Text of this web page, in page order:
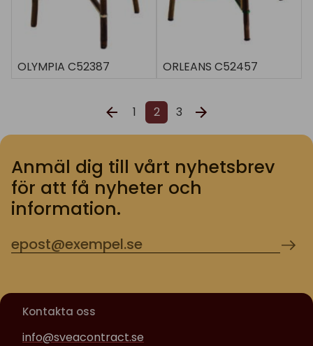
OLYMPIA C52387 ORLEANS C52457
1 2 3
Anmäl dig till vårt nyhetsbrev
för att få nyheter och
information.
Kontakta oss
info@sveacontract.se